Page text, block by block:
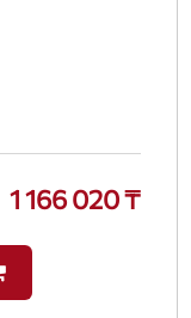
1 166 020 ₸